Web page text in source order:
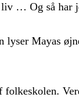
… Og så har
Mayas